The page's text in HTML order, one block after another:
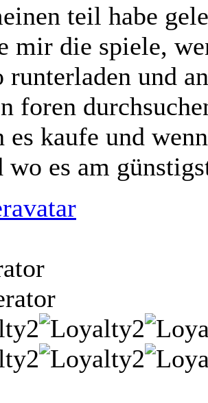
teil habe
mir die spiele,
runterladen und
foren
es kaufe und
wo es am